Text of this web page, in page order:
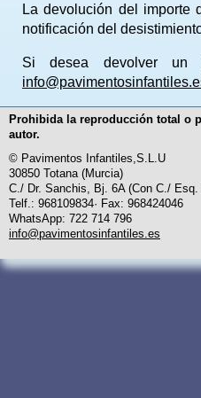
La devolución del importe
notificación del
Si desea devolver un
Prohibida la reproducción total o
autor.
© Pavimentos Infantiles,S.L.U
30850 Totana (Murcia)
C./ Dr. Sanchis, Bj. 6A (Con C./ Esq.
Telf.: 968109834· Fax: 968424046
WhatsApp: 722 714 796
info@pavimentosinfantiles.es